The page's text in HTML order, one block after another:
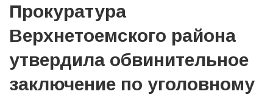
Прокуратура
Верхнетоемского района
утвердила обвинительное
заключение по уголовному